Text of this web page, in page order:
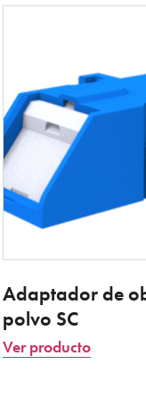
Adaptador de
polvo SC
Ver producto